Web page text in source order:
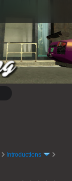
Introductions